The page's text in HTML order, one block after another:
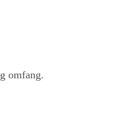
omfang.